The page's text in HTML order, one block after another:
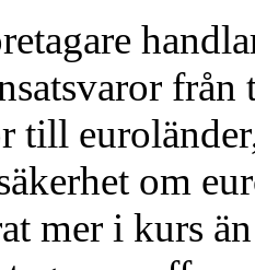
från
till
om
mer i kurs